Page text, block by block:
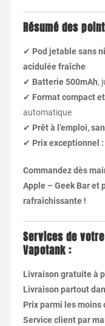
Résumé des
✔ Pod jetable sans
acidulée fraîche
✔ Batterie 500mAh,
✔ Format compact
automatique
✔ Prêt à l’emploi,
✔ Prix exceptionnel
Commandez dès
Apple – Geek Bar et
rafraîchissante !
Services de
Vapotank :
Livraison gratuite à
Livraison partout
Prix parmi les moins
Service client par